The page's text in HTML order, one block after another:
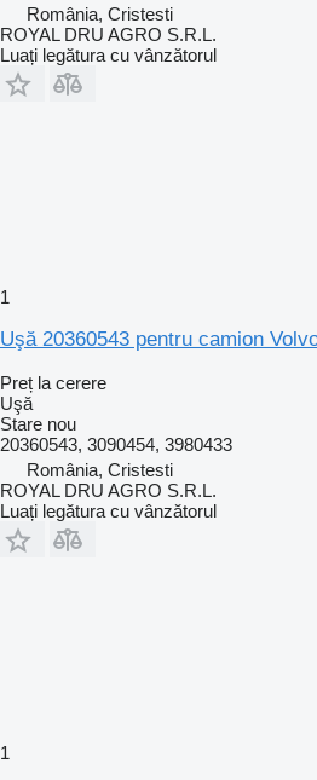
România, Cristesti
ROYAL DRU AGRO S.R.L.
Luați legătura cu vânzătorul
1
Uşă 20360543 pentru camion
Preț la cerere
Uşă
Stare nou
20360543, 3090454, 3980433
România, Cristesti
ROYAL DRU AGRO S.R.L.
Luați legătura cu vânzătorul
1